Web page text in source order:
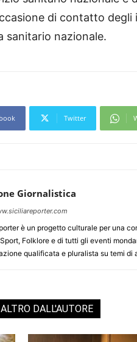
di contatto degli
sanitario nazionale.
Twitter
Giornalistica
è un progetto culturale per una
Folklore e di tutti gli eventi
qualificata e pluralista su temi
ALTRO DALL'AUTORE